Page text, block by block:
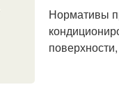
Нормативы